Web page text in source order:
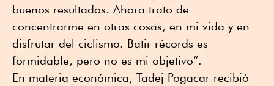
buenos resultados. Ahora trato de
concentrarme en otras cosas, en mi vida y en
disfrutar del ciclismo. Batir récords es
formidable, pero no es mi objetivo”.
En materia económica, Tadej Pogacar recibió